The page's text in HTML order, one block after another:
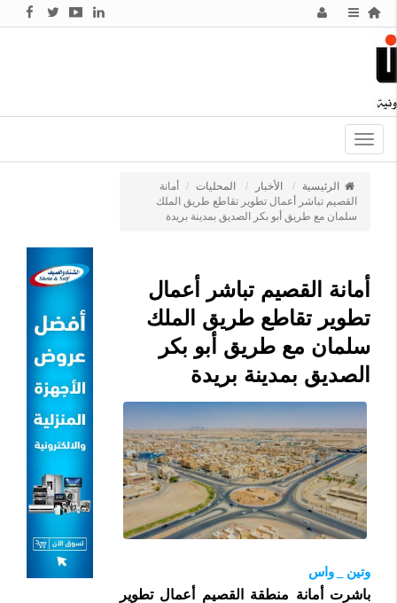
Toggle
navigation
الرئيسية الأخبار المحليات
أمانة
القصيم تباشر أعمال تطوير تقاطع طريق الملك
سلمان مع طريق أبو بكر الصديق بمدينة بريدة
أمانة القصيم تباشر أعمال
تطوير تقاطع طريق الملك
سلمان مع طريق أبو بكر
الصديق بمدينة بريدة
وتين _ واس
باشرت أمانة منطقة القصيم أعمال تطوير